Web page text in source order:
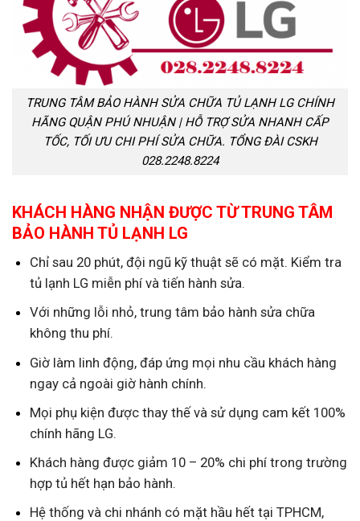
TRUNG TÂM BẢO HÀNH SỬA CHỮA TỦ LẠNH LG CHÍNH
HÃNG QUẬN PHÚ NHUẬN | HỖ TRỢ SỬA NHANH CẤP
TỐC, TỐI ƯU CHI PHÍ SỬA CHỮA. TỔNG ĐÀI CSKH
028.2248.8224
KHÁCH HÀNG NHẬN ĐƯỢC TỪ TRUNG TÂM
BẢO HÀNH TỦ LẠNH LG
Chỉ sau 20 phút, đội ngũ kỹ thuật sẽ có mặt. Kiểm tra
tủ lạnh LG miễn phí và tiến hành sửa.
Với những lỗi nhỏ, trung tâm bảo hành sửa chữa
không thu phí.
Giờ làm linh động, đáp ứng mọi nhu cầu khách hàng
ngay cả ngoài giờ hành chính.
Mọi phụ kiện được thay thế và sử dụng cam kết 100%
chính hãng LG.
Khách hàng được giảm 10 – 20% chi phí trong trường
hợp tủ hết hạn bảo hành.
Hệ thống và chi nhánh có mặt hầu hết tại TPHCM,